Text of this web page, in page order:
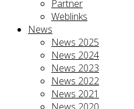
Partner
Weblinks
News
News 2025
News 2024
News 2023
News 2022
News 2021